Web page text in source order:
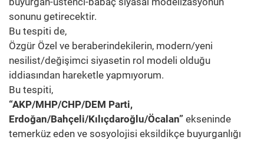
sonunu getirecektir.
Bu tespiti de,
Özgür Özel ve beraberindekilerin, modern/yeni
nesilist/değişimci siyasetin rol modeli olduğu
iddiasından hareketle yapmıyorum.
Bu tespiti,
“AKP/MHP/CHP/DEM Parti,
Erdoğan/Bahçeli/Kılıçdaroğlu/Öcalan” ekseninde
temerküz eden ve sosyolojisi eksildikçe buyurganlığı